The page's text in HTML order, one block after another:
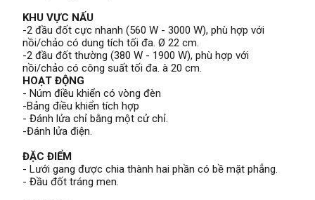
KHU VỰC NẤU
-2 đầu đốt cực nhanh (560 W - 3000 W), phù hợp với
nồi/chảo có dung tích tối đa. Ø 22 cm.
-2 đầu đốt thường (380 W - 1900 W), phù hợp với
nồi/chảo có công suất tối đa. à 20 cm.
HOẠT ĐỘNG
- Núm điều khiển có vòng đèn
-Bảng điều khiển tích hợp
- Đánh lửa chỉ bằng một cử chỉ.
-Đánh lửa điện.
ĐẶC ĐIỂM
- Lưới gang được chia thành hai phần có bề mặt phẳng.
- Đầu đốt tráng men.